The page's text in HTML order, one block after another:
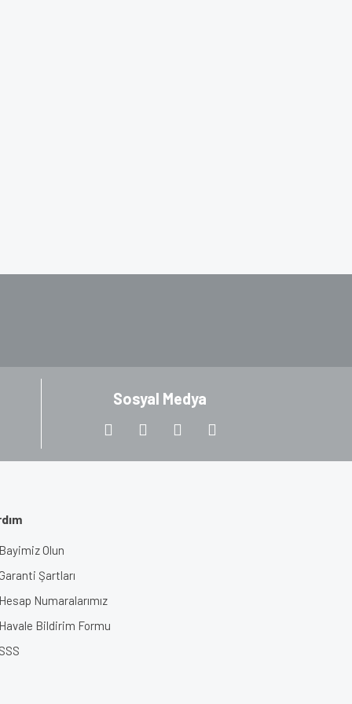
Sosyal Medya
Olun
Şartları
Numaralarımız
Bildirim Formu